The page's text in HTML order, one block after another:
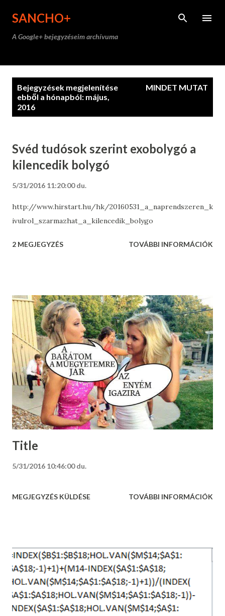
SANCHO+
A Google+ bejegyzéseim archívuma
Bejegyzések megjelenítése
ebből a hónapból: május,
2016
MINDET MUTAT
Svéd tudósok szerint exobolygó a
kilencedik bolygó
5/31/2016 11:20:00 du.
http://www.hirstart.hu/hk/20160531_a_naprendszeren_k
ivulrol_szarmazhat_a_kilencedik_bolygo
2 MEGJEGYZÉS TOVÁBBI INFORMÁCIÓK
Title
5/31/2016 10:46:00 du.
MEGJEGYZÉS KÜLDÉSE TOVÁBBI INFORMÁCIÓK